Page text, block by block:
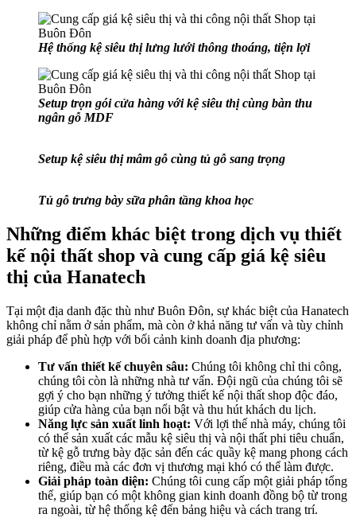
Hệ thống kệ siêu thị lưng lưới thông thoáng, tiện lợi
Setup trọn gói cửa hàng với kệ siêu thị cùng bàn thu
ngân gỗ MDF
Setup kệ siêu thị mâm gỗ cùng tủ gỗ sang trọng
Tủ gỗ trưng bày sữa phân tầng khoa học
Những điểm khác biệt trong dịch vụ thiết
kế nội thất shop và cung cấp giá kệ siêu
thị của Hanatech
Tại một địa danh đặc thù như Buôn Đôn, sự khác biệt của Hanatech
không chỉ nằm ở sản phẩm, mà còn ở khả năng tư vấn và tùy chỉnh
giải pháp để phù hợp với bối cảnh kinh doanh địa phương:
Tư vấn thiết kế chuyên sâu: Chúng tôi không chỉ thi công,
chúng tôi còn là những nhà tư vấn. Đội ngũ của chúng tôi sẽ
gợi ý cho bạn những ý tưởng thiết kế nội thất shop độc đáo,
giúp cửa hàng của bạn nổi bật và thu hút khách du lịch.
Năng lực sản xuất linh hoạt: Với lợi thế nhà máy, chúng tôi
có thể sản xuất các mẫu kệ siêu thị và nội thất phi tiêu chuẩn,
từ kệ gỗ trưng bày đặc sản đến các quầy kệ mang phong cách
riêng, điều mà các đơn vị thương mại khó có thể làm được.
Giải pháp toàn diện: Chúng tôi cung cấp một giải pháp tổng
thể, giúp bạn có một không gian kinh doanh đồng bộ từ trong
ra ngoài, từ hệ thống kệ đến bảng hiệu và cách trang trí.